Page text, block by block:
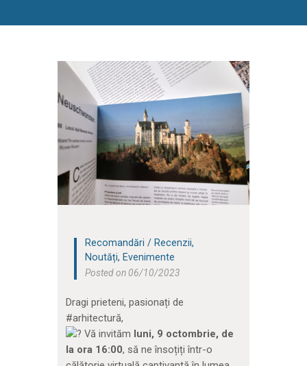
Recomandări / Recenzii,
Noutăți, Evenimente
Posted on 06/10/2023
Dragi prieteni, pasionați de
#arhitectură,
Vă invităm luni, 9 octombrie, de
la ora 16:00, să ne însoțiți într-o